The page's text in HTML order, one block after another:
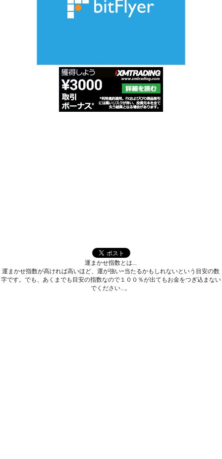
運まかせ指数とは...
運まかせ指数が高ければ高いほど、運が強い=当たるかもしれないという目安の数
字です。でも、あくまでも目安の指数なので１００％が出てもお金をつぎ込まない
でください...。